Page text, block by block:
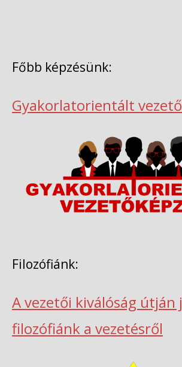
Főbb képzésünk:
Gyakorlatorientált
Filozófiánk:
A vezetői kiválóság útján
filozófiánk a vezetésről